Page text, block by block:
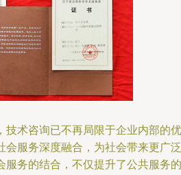
技术咨询已不再局限于企业内部的优
会服务深度融合，为社会带来更广泛
服务的结合，不仅提升了公共服务的